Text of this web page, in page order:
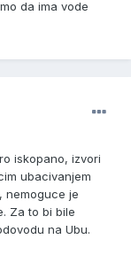
da ima vode
iskopano, izvori
ubacivanjem
nemoguce je
Za to bi bile
na Ubu.